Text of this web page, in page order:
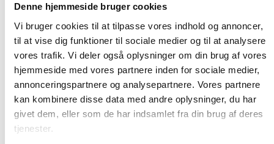
Denne hjemmeside bruger cookies
Vi bruger cookies til at tilpasse vores indhold og annoncer,
til at vise dig funktioner til sociale medier og til at analysere
vores trafik. Vi deler også oplysninger om din brug af vores
hjemmeside med vores partnere inden for sociale medier,
annonceringspartnere og analysepartnere. Vores partnere
kan kombinere disse data med andre oplysninger, du har
givet dem, eller som de har indsamlet fra din brug af deres
tjenester.
Auto-Door funktion
Automatisk åbning og lukning af låge med et tryk.
Auto-Lid funktion
Hurtig åbning/lukning af rotor med integreret
lågopbevaring.
ACE (Accumulated Centrifugal Effect)
Justerer automatisk køretid for optimal separation af
blodkomponenter.
Centri-Touch interface